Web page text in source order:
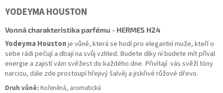
YODEYMA HOUSTON
Vonná charakteristika parfému - HERMES H24
Yodeyma Houstonje vůně, která se hodí pro elegantní muže, kteří o
sebe rádi pečují a dbají na svůj vzhled. Budete díky ní budete mít příval
energie a zajistí vám svěžest do každého dne. Přivítají vás svěží tóny
narcisu, dále zde prostoupí hřejivý šalvěj a jiskřivé růžové dřevo.
Druh vůně: Kořeněná, aromatická